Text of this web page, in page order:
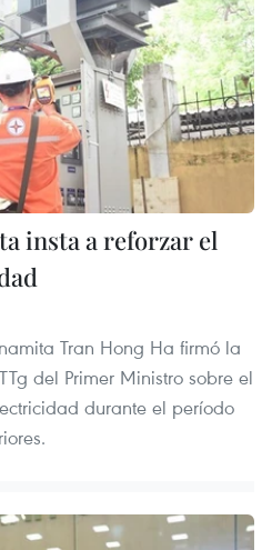
insta a reforzar el
Tran Hong Ha firmó la
del Primer Ministro sobre el
durante el período